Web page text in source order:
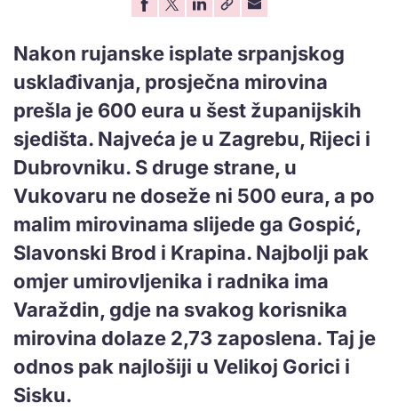
Nakon rujanske isplate srpanjskog
usklađivanja, prosječna mirovina
prešla je 600 eura u šest županijskih
sjedišta. Najveća je u Zagrebu, Rijeci i
Dubrovniku. S druge strane, u
Vukovaru ne doseže ni 500 eura, a po
malim mirovinama slijede ga Gospić,
Slavonski Brod i Krapina. Najbolji pak
omjer umirovljenika i radnika ima
Varaždin, gdje na svakog korisnika
mirovina dolaze 2,73 zaposlena. Taj je
odnos pak najlošiji u Velikoj Gorici i
Sisku.